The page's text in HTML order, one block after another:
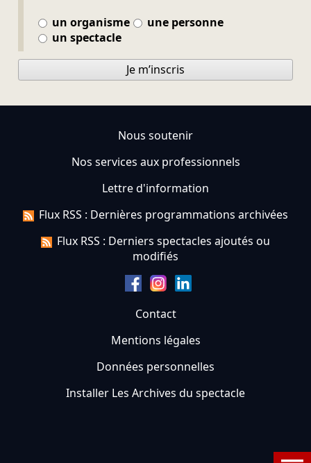
un organisme
une personne
un spectacle
Je m’inscris
Nous soutenir
Nos services aux professionnels
Lettre d'information
Flux RSS : Dernières programmations archivées
Flux RSS : Derniers spectacles ajoutés ou
modifiés
Contact
Mentions légales
Données personnelles
Installer Les Archives du spectacle